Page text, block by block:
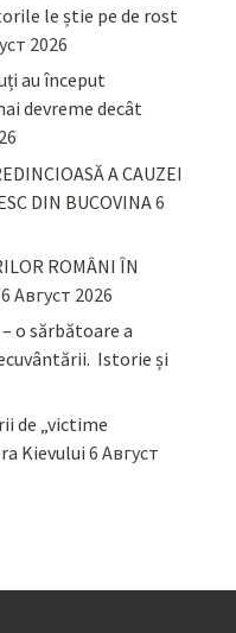
le știe pe de rost
2026
au început
devreme decât
A CAUZEI
DIN BUCOVINA6
ROMÂNI ÎN
6 Август 2026
o sărbătoare a
Istorie și
de „victime
Kievului 6 Август